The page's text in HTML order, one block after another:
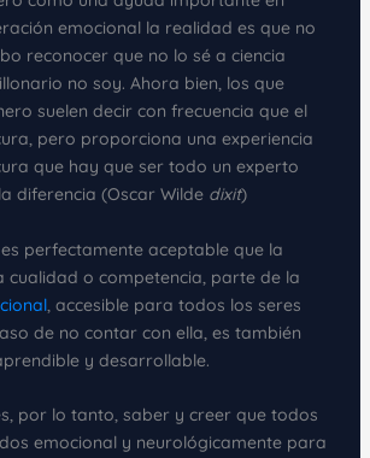
emocional la realidad es que no
reconocer que no lo sé a ciencia
no soy. Ahora bien, los que
suelen decir con frecuencia que el
pero proporciona una experiencia
que hay que ser todo un experto
diferencia (Oscar Wilde dixit)
perfectamente aceptable que la
cualidad o competencia, parte de la
, accesible para todos los seres
de no contar con ella, es también
y desarrollable.
por lo tanto, saber y creer que todos
emocional y neurológicamente para